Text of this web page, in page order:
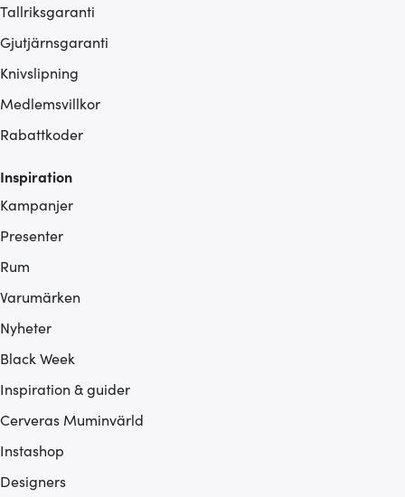
Tallriksgaranti
Gjutjärnsgaranti
Knivslipning
Medlemsvillkor
Rabattkoder
Inspiration
Kampanjer
Presenter
Rum
Varumärken
Nyheter
Black Week
Inspiration & guider
Cerveras Muminvärld
Instashop
Designers